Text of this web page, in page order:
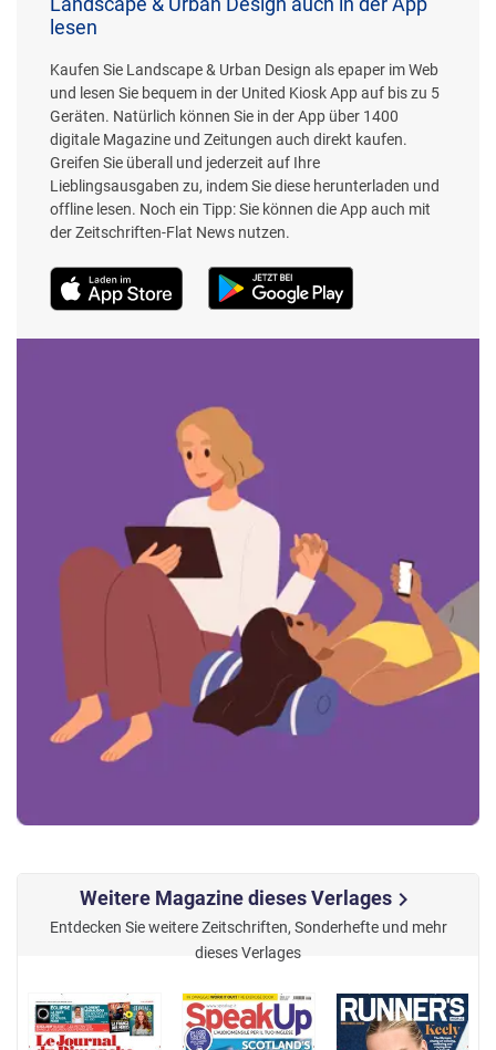
lesen
Kaufen Sie Landscape & Urban Design als epaper im Web
und lesen Sie bequem in der United Kiosk App auf bis zu 5
Geräten. Natürlich können Sie in der App über 1400
digitale Magazine und Zeitungen auch direkt kaufen.
Greifen Sie überall und jederzeit auf Ihre
Lieblingsausgaben zu, indem Sie diese herunterladen und
offline lesen. Noch ein Tipp: Sie können die App auch mit
der Zeitschriften-Flat News nutzen.
Weitere Magazine dieses Verlageschevron_right
Entdecken Sie weitere Zeitschriften, Sonderhefte und mehr
dieses Verlages